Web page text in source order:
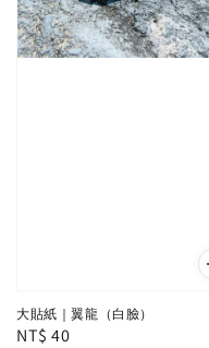
大貼紙｜翼龍（白臉）
Regular
NT$ 40